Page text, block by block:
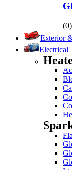
(0)
Exterior
Electrical